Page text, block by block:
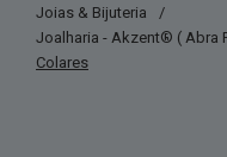
Joias & Bijuteria
/
Joalharia - Akzent® ( Abra
Colares